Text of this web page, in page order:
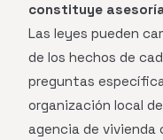
constituye
Las leyes pueden
de los hechos de
preguntas
organización local
agencia de vivienda